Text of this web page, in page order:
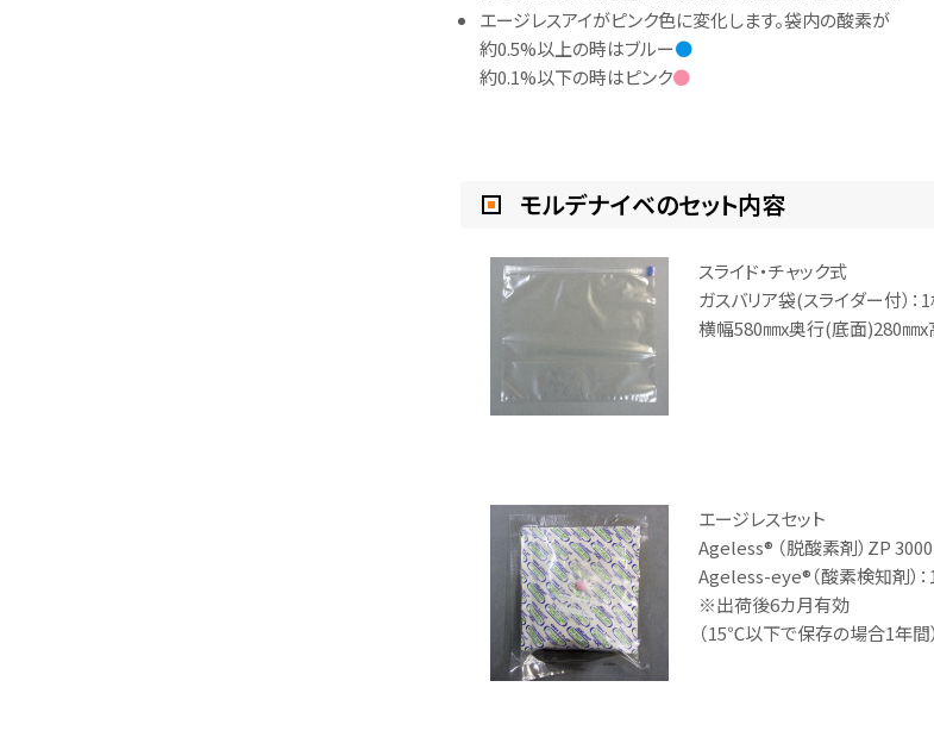
エージレスアイがピンク色に変化します。袋内の酸素が
約0.5%以上の時はブルー●
約0.1%以下の時はピンク●
モルデナイベのセット内容
スライド・チャック式
ガスバリア袋(スライダー付）：
横幅580㎜x奥行(底面)280㎜x
エージレスセット
Ageless® （脱酸素剤）ZP 3000
Ageless-eye®（酸素検知剤）
※出荷後6カ月有効
（15℃以下で保存の場合1年間）